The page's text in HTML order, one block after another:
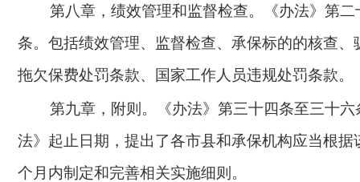
第八章，绩效管理和监督检查。《办法》第
条。包括绩效管理、监督检查、承保标的的核查、
拖欠保费处罚条款、国家工作人员违规处罚条款。
第九章，附则。《办法》第三十四条至三十
法》起止日期，提出了各市县和承保机构应当根据
个月内制定和完善相关实施细则。